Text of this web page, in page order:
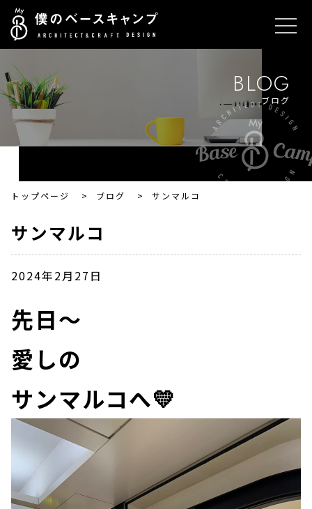
BLOG
ブログ
トップページ > ブログ > サンマルコ
サンマルコ
2024年2月27日
先日～
愛しの
サンマルコへ💛